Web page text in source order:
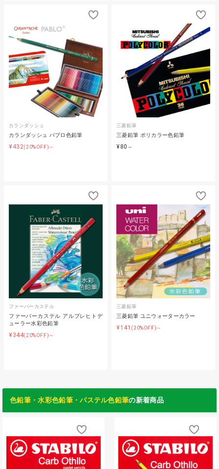
カランダッシュ
カランダッシュ パブロ色鉛筆
¥432(20%OFF)～
三菱鉛筆
三菱鉛筆 ポリカラー色鉛筆
¥80 ～
ファーバーカステル
ファーバーカステル アルブレヒトデ
ューラー水彩色鉛筆
¥344(20%OFF)～
三菱鉛筆
三菱鉛筆 ユニウォーターカラー
¥141 (20%OFF)～
色鉛筆・水彩色鉛筆・パステル色鉛筆の新着商品